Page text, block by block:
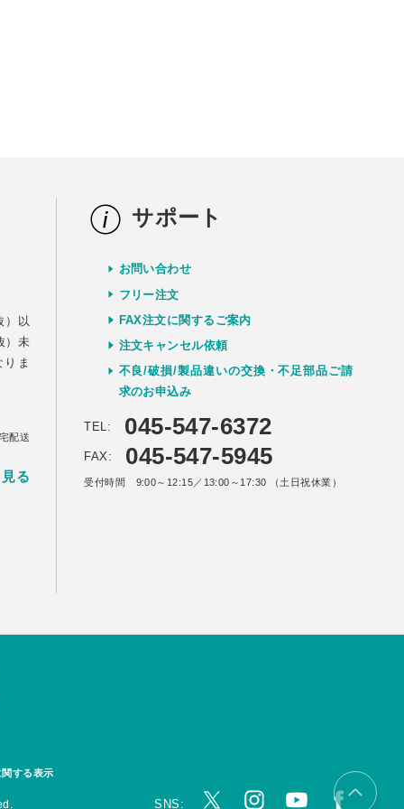
）以
）未
ま
配送
る
サポート
お問い合わせ
フリー注文
FAX注文に関するご案内
注文キャンセル依頼
不良/破損/製品違いの交換・不足部品ご請
求のお申込み
TEL: 045-547-6372
FAX: 045-547-5945
受付時間 9:00～12:15／13:00～17:30 （土日祝休業）
SNS:
する表示